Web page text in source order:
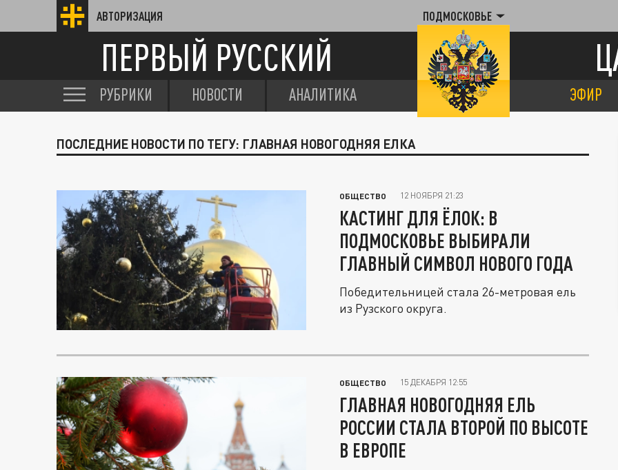
АВТОРИЗАЦИЯ ПОДМОСКОВЬЕ
ПЕРВЫЙ РУССКИЙ
РУБРИКИ НОВОСТИ АНАЛИТИКА ЭФИР
ПОСЛЕДНИЕ НОВОСТИ ПО ТЕГУ: ГЛАВНАЯ НОВОГОДНЯЯ ЕЛКА
ОБЩЕСТВО 12 НОЯБРЯ 21:23
КАСТИНГ ДЛЯ ЁЛОК: В
ПОДМОСКОВЬЕ ВЫБИРАЛИ
ГЛАВНЫЙ СИМВОЛ НОВОГО ГОДА
Победительницей стала 26-метровая ель
из Рузского округа.
ОБЩЕСТВО 15 ДЕКАБРЯ 12:55
ГЛАВНАЯ НОВОГОДНЯЯ ЕЛЬ
РОССИИ СТАЛА ВТОРОЙ ПО ВЫСОТЕ
В ЕВРОПЕ